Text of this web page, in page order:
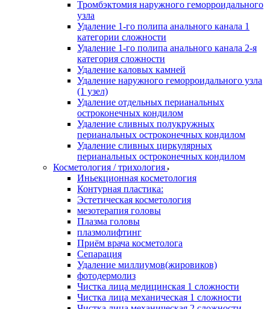
Тромбэктомия наружного геморроидального
узла
Удаление 1-го полипа анального канала 1
категории сложности
Удаление 1-го полипа анального канала 2-я
категория сложности
Удаление каловых камней
Удаление наружного геморроидального узла
(1 узел)
Удаление отдельных перианальных
остроконечных кондилом
Удаление сливных полукружных
перианальных остроконечных кондилом
Удаление сливных циркулярных
перианальных остроконечных кондилом
Косметология / трихология
Иньекционная косметология
Контурная пластика:
Эстетическая косметология
мезотерапия головы
Плазма головы
плазмолифтинг
Приём врача косметолога
Сепарация
Удаление миллиумов(жировиков)
фотодермолиз
Чистка лица медицинская 1 сложности
Чистка лица механическая 1 сложности